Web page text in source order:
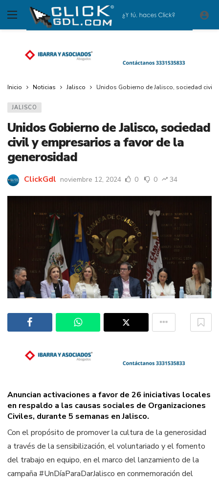
Inicio Noticias Jalisco Unidos Gobierno de Jalisco, sociedad civil
JALISCO
Unidos Gobierno de Jalisco, sociedad
civil y empresarios a favor de la
generosidad
ClickGdl noviembre 12, 2024 0 0 34
Anuncian activaciones a favor de 26 iniciativas locales
en respaldo a las causas sociales de Organizaciones
Civiles, durante 5 semanas en Jalisco.
Con el propósito de promover la cultura de la generosidad
a través de la sensibilización, el voluntariado y el fomento
del trabajo en equipo, en el marco del lanzamiento de la
campaña #UnDíaParaDarJalisco en conmemoración del